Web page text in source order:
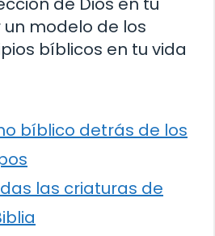
un modelo de los
bíblicos en tu vida
bíblico detrás de los
las criaturas de